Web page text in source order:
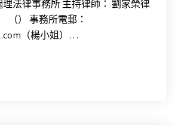
法律事務所 主持律師： 劉家榮律
（） 事務所電郵：
（楊小姐）…